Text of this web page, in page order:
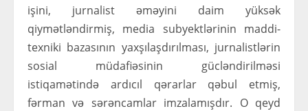
işini, jurnalist əməyini daim yüksək
qiymətləndirmiş, media subyektlərinin maddi-
texniki bazasının yaxşılaşdırılması, jurnalistlərin
sosial müdafiəsinin gücləndirilməsi
istiqamətində ardıcıl qərarlar qəbul etmiş,
fərman və sərəncamlar imzalamışdır. O qeyd